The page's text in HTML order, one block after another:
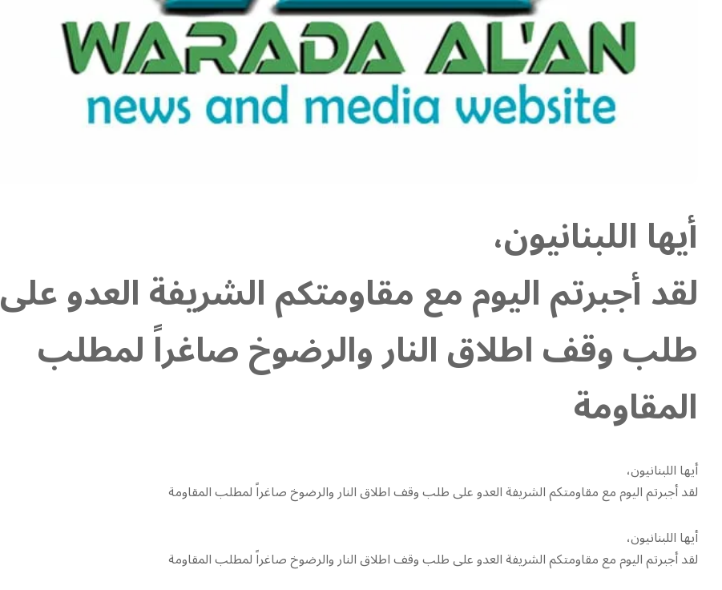
أيها اللبنانيون،
لقد أجبرتم اليوم مع مقاومتكم الشريفة العدو على
طلب وقف اطلاق النار والرضوخ صاغراً لمطلب
المقاومة
أيها اللبنانيون،
لقد أجبرتم اليوم مع مقاومتكم الشريفة العدو على طلب وقف اطلاق النار والرضوخ صاغراً لمطلب المقاومة
أيها اللبنانيون،
لقد أجبرتم اليوم مع مقاومتكم الشريفة العدو على طلب وقف اطلاق النار والرضوخ صاغراً لمطلب المقاومة